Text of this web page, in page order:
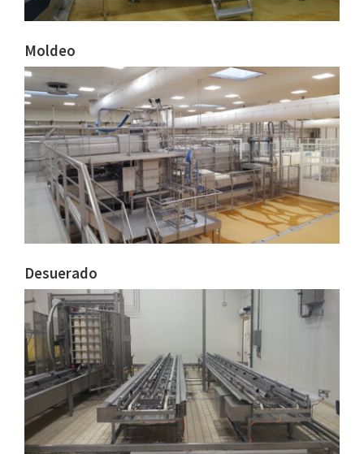
Moldeo
Desuerado